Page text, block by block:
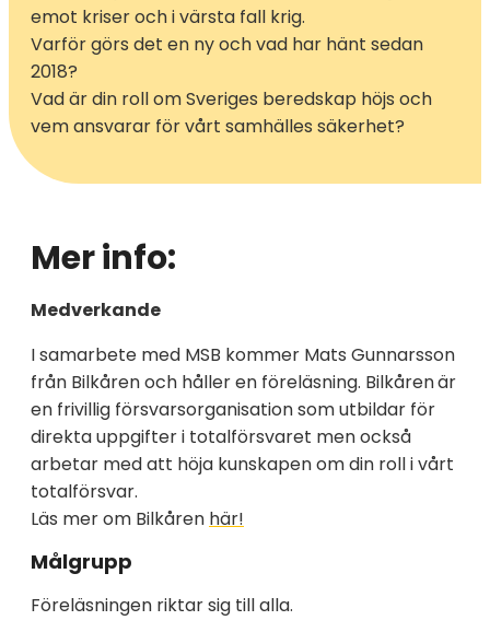
emot kriser och i värsta fall krig.
Varför görs det en ny och vad har hänt sedan
2018?
Vad är din roll om Sveriges beredskap höjs och
vem ansvarar för vårt samhälles säkerhet?
Mer info:
Medverkande
I samarbete med MSB kommer Mats Gunnarsson
från Bilkåren och håller en föreläsning. Bilkårenär
en frivillig försvarsorganisation som utbildar för
direkta uppgifter i totalförsvaret men också
arbetar med att höja kunskapen om din roll i vårt
totalförsvar.
Läs mer om Bilkåren här!
Målgrupp
Föreläsningen riktar sig till alla.